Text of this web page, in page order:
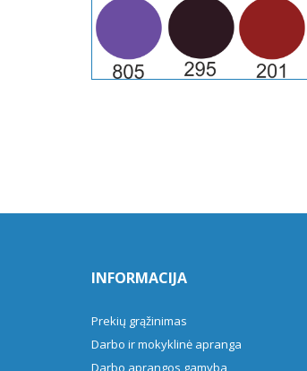
INFORMACIJA
Prekių grąžinimas
Darbo ir mokyklinė apranga
Darbo aprangos gamyba